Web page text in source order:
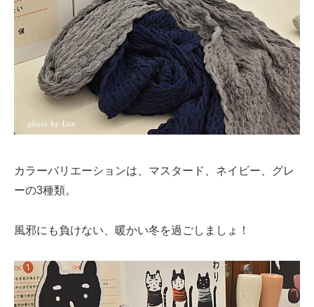
カラーバリエーションは、マスタード、ネイビー、グレ
ーの3種類。
風邪にも負けない、暖かい冬を過ごしましょ！